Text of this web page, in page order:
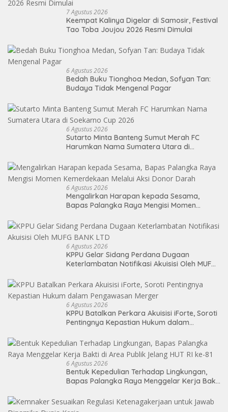
7 Agustus 2026
Keempat Kalinya Digelar di Samosir, Festival
Tao Toba Joujou 2026 Resmi Dimulai
6 Agustus 2026
Bedah Buku Tionghoa Medan, Sofyan Tan:
Budaya Tidak Mengenal Pagar
6 Agustus 2026
Sutarto Minta Banteng Sumut Merah FC
Harumkan Nama Sumatera Utara di
6 Agustus 2026
Mengalirkan Harapan kepada Sesama,
Bapas Palangka Raya Mengisi Momen
6 Agustus 2026
KPPU Gelar Sidang Perdana Dugaan
Keterlambatan Notifikasi Akuisisi Oleh MUFG
6 Agustus 2026
KPPU Batalkan Perkara Akuisisi iForte, Soroti
Pentingnya Kepastian Hukum dalam
6 Agustus 2026
Bentuk Kepedulian Terhadap Lingkungan,
Bapas Palangka Raya Menggelar Kerja Bakti